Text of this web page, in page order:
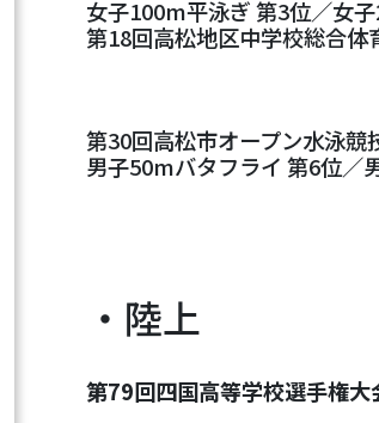
女子100m平泳ぎ 第3位／女
第18回高松地区中学校総合
第30回高松市オープン水泳競
男子50mバタフライ 第6位／
・陸上
第79回四国高等学校選手権大